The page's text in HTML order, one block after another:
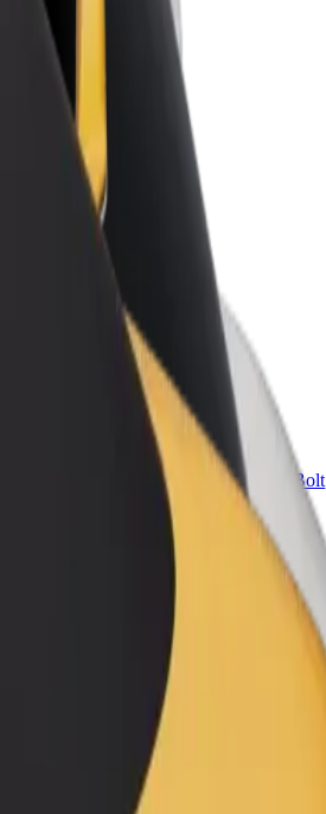
Biznes üçün Bolt
Biznesiniz üçün miqyaslandırılmış Bolt
məhsul və xidmətləri
üçün ən mükəmməl gedişi tapın.